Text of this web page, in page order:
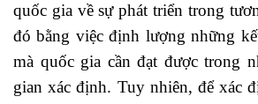
quốc gia về sự phát triển trong
đó bằng việc định lượng những
mà quốc gia cần đạt được trong
gian xác định. Tuy nhiên, để xác